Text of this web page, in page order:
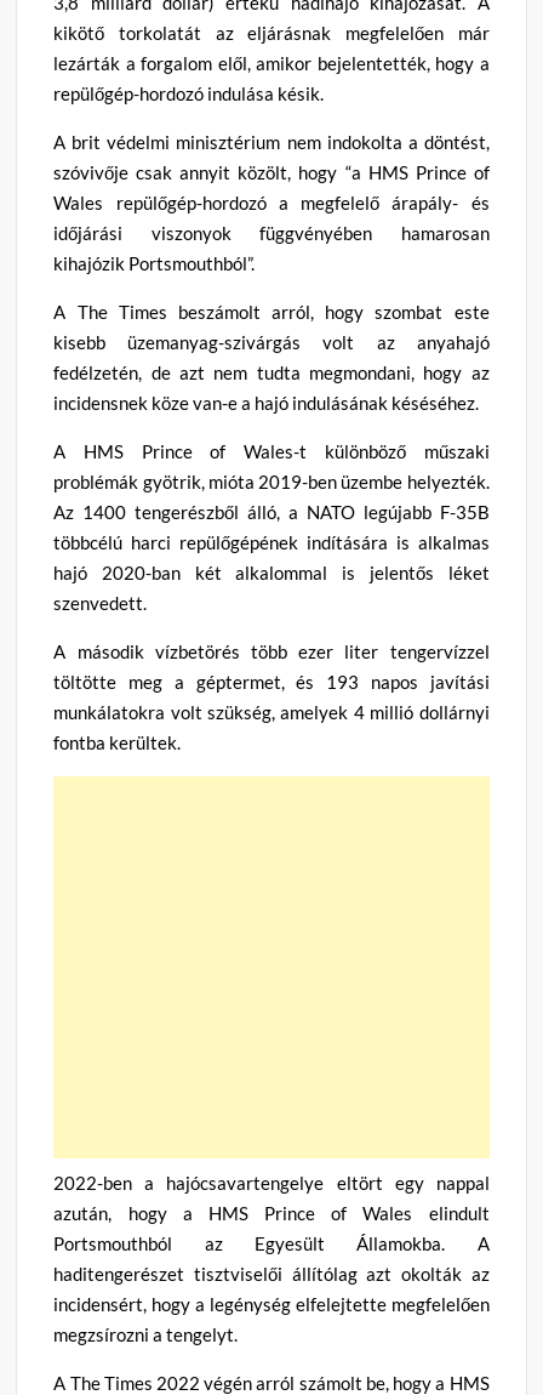
kikötő torkolatát az eljárásnak megfelelően már
lezárták a forgalom elől, amikor bejelentették, hogy a
repülőgép-hordozó indulása késik.
A brit védelmi minisztérium nem indokolta a döntést,
szóvivője csak annyit közölt, hogy “a HMS Prince of
Wales repülőgép-hordozó a megfelelő árapály- és
időjárási viszonyok függvényében hamarosan
kihajózik Portsmouthból”.
A The Times beszámolt arról, hogy szombat este
kisebb üzemanyag-szivárgás volt az anyahajó
fedélzetén, de azt nem tudta megmondani, hogy az
incidensnek köze van-e a hajó indulásának késéséhez.
A HMS Prince of Wales-t különböző műszaki
problémák gyötrik, mióta 2019-ben üzembe helyezték.
Az 1400 tengerészből álló, a NATO legújabb F-35B
többcélú harci repülőgépének indítására is alkalmas
hajó 2020-ban két alkalommal is jelentős léket
szenvedett.
A második vízbetörés több ezer liter tengervízzel
töltötte meg a géptermet, és 193 napos javítási
munkálatokra volt szükség, amelyek 4 millió dollárnyi
fontba kerültek.
2022-ben a hajócsavartengelye eltört egy nappal
azután, hogy a HMS Prince of Wales elindult
Portsmouthból az Egyesült Államokba. A
haditengerészet tisztviselői állítólag azt okolták az
incidensért, hogy a legénység elfelejtette megfelelően
megzsírozni a tengelyt.
A The Times 2022 végén arról számolt be, hogy a HMS